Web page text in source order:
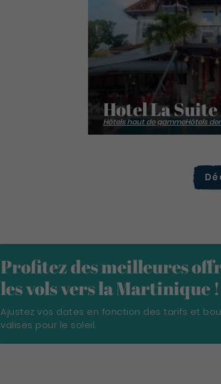
Hotel La
Hôtels haut de gammeHôtels
Profitez des meilleures
les vols vers la Martinique !
Ajustez vos dates en fonction des tarifs et
valises pour le soleil.